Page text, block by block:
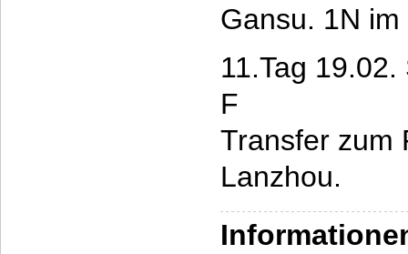
Gansu. 1N
11.Tag
F
Transfer zum
Lanzhou.